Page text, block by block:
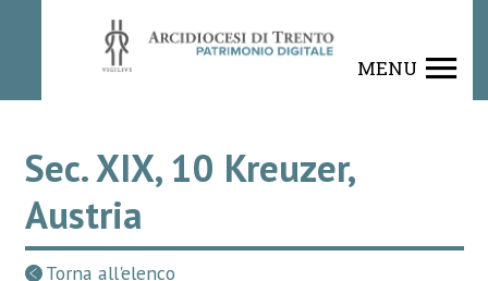
MENU
Sec. XIX, 10 Kreuzer,
Austria
Torna all'elenco